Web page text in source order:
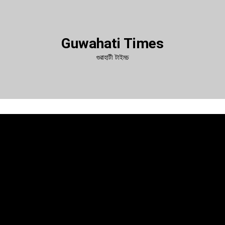
Guwahati Times
গুৱাহাটী টাইমচ